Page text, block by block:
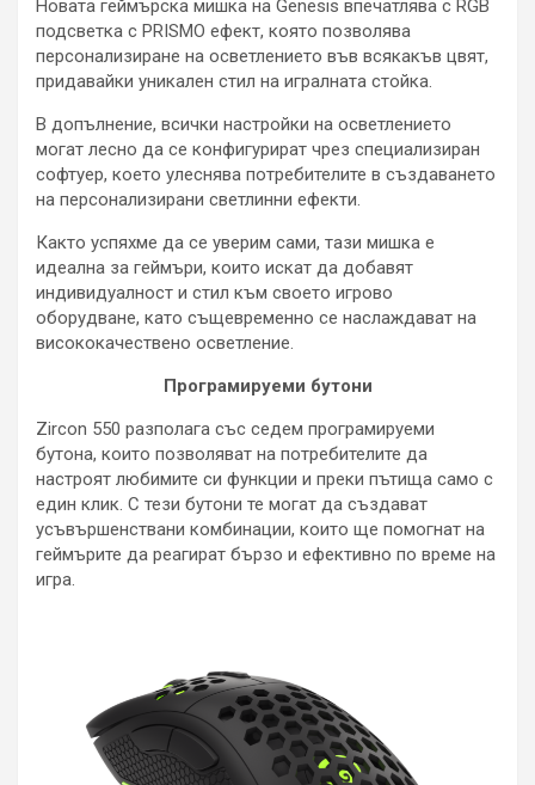
Новата геймърска мишка на Genesis впечатлява с RGB
подсветка с PRISMO ефект, която позволява
персонализиране на осветлението във всякакъв цвят,
придавайки уникален стил на игралната стойка.
В допълнение, всички настройки на осветлението
могат лесно да се конфигурират чрез специализиран
софтуер, което улеснява потребителите в създаването
на персонализирани светлинни ефекти.
Както успяхме да се уверим сами, тази мишка е
идеална за геймъри, които искат да добавят
индивидуалност и стил към своето игрово
оборудване, като същевременно се наслаждават на
висококачествено осветление.
Програмируеми бутони
Zircon 550 разполага със седем програмируеми
бутона, които позволяват на потребителите да
настроят любимите си функции и преки пътища само с
един клик. С тези бутони те могат да създават
усъвършенствани комбинации, които ще помогнат на
геймърите да реагират бързо и ефективно по време на
игра.